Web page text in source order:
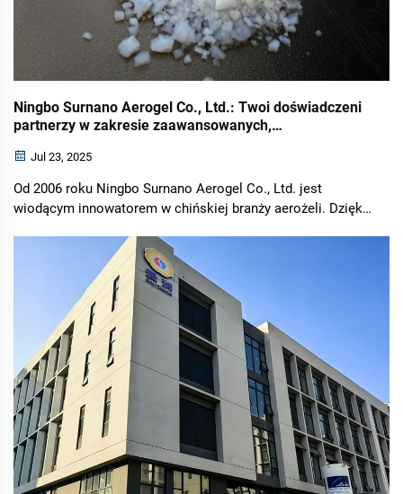
Ningbo Surnano Aerogel Co., Ltd.: Twoi doświadczeni
partnerzy w zakresie zaawansowanych,
Jul 23, 2025
Od 2006 roku Ningbo Surnano Aerogel Co., Ltd. jest
wiodącym innowatorem w chińskiej branży aerożeli. Dzięki
pionierską wizję naszego założyciela w niezawodne i
wydajne rozwiązania aerożelowe dla klient...